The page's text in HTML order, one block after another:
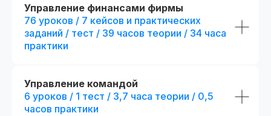
Управление финансами фирмы
76 уроков / 7 кейсов и практических
заданий / тест / 39 часов теории / 34 часа
практики
Управление командой
6 уроков / 1 тест / 3,7 часа теории / 0,5
часов практики
Беспроцентная рассрочка на 18 месяцев
r111307.005/мес
fr111307.005
Презентации и конспекты
к урокам
Доступ к контенту
и обновлениям — навсегда
Официальный диплом
fr140090.000
r140090.000/мес
+ 5 онлайн-встреч
с выбранными